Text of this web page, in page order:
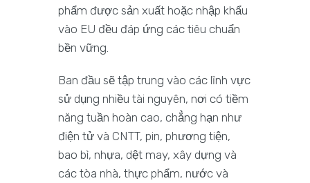
phẩm được sản xuất hoặc nhập khẩu
vào EU đều đáp ứng các tiêu chuẩn
bền vững.
Ban đầu sẽ tập trung vào các lĩnh vực
sử dụng nhiều tài nguyên, nơi có tiềm
năng tuần hoàn cao, chẳng hạn như
điện tử và CNTT, pin, phương tiện,
bao bì, nhựa, dệt may, xây dựng và
các tòa nhà, thực phẩm, nước và